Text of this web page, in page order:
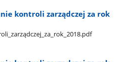
kontroli zarządczej za rok